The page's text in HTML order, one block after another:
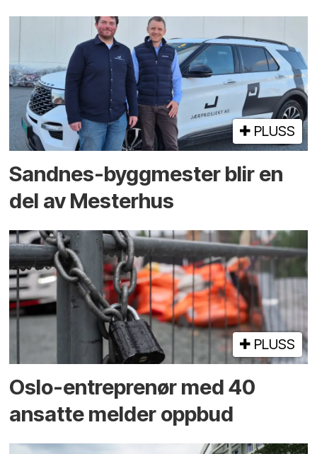
PLUSS
Sandnes-byggmester blir en
del av Mesterhus
PLUSS
Oslo-entreprenør med 40
ansatte melder oppbud